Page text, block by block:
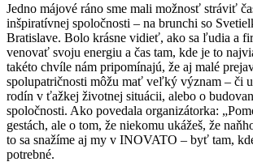
Jedno májové ráno sme mali možnosť stráviť
inšpiratívnej spoločnosti – na brunchi so
Bratislave. Bolo krásne vidieť, ako sa ľudia a
venovať svoju energiu a čas tam, kde je to
takéto chvíle nám pripomínajú, že aj malé
spolupatričnosti môžu mať veľký význam – či
rodín v ťažkej životnej situácii, alebo o
spoločnosti. Ako povedala organizátorka:
gestách, ale o tom, že niekomu ukážeš, že
to sa snažíme aj my v INOVATO – byť tam,
potrebné.